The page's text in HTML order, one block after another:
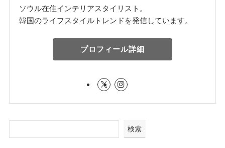
ソウル在住インテリアスタイリスト。
韓国のライフスタイルトレンドを発信しています。
プロフィール詳細
検索